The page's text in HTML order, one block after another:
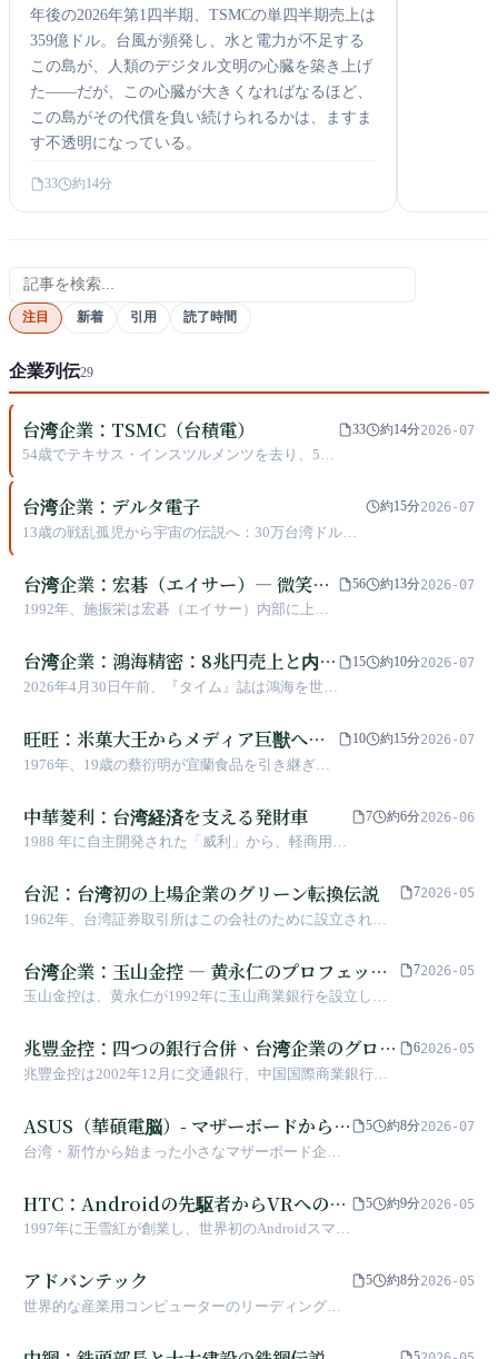
年後の2026年第1四半期、TSMCの単四半期売上は
359億ドル。台風が頻発し、水と電力が不足する
この島が、人類のデジタル文明の心臓を築き上げ
た——だが、この心臓が大きくなればなるほど、
この島がその代償を負い続けられるかは、ますま
す不透明になっている。
33 約14分
このカテゴリを検索
注目 新着 引用 読了時間
企業列伝29
台湾企業：TSMC（台積電）
54歳でテキサス・インスツルメンツを去り、56
う・ちゅうぼう／モリス・チャン）は、それま
でに3度の逃亡と6つの都市での暮らしを経験し
た。38年後の2026年第1四半期、TSMCの単四半
不足するこの島が、人類のデジタル文明の心臓
を築き上げた——だが、この心臓が大きくなれ
33 約14分2026-07
台湾企業：デルタ電子
13歳の戦乱孤児から宇宙の伝説へ：30万台湾ドルで
約15分2026-07
台湾企業：宏碁（エイサー）― 微笑曲
線を描いた人物が、両端に立つのは最
1992年、施振栄は宏碁（エイサー）内部に上向
た。付加価値が最も低い組立の中段に留まる
な、研究開発とブランドの両端へ進めと。この
言葉は台湾に30年間の影響を与えた。しかし、
進む道で3度の大転倒を喫する――2000年には強
制的な大分社、2011年には世界第2位を達成した
れた。そして、当年切り離され最も期待されて
いなかった代工業体の小規模企業・緯創（ウィ
点に到達した。
56 約13分2026-07
台湾企業：鴻海精密：8兆円売上と内部
反腐敗戦争の同一の貸借対照表
2026年4月30日午前、『タイム』誌は鴻海を世界
方、検察捜査官が鴻海土城工場に捜索令状を持
って踏み入れた。1974年に母親が標会（無尽
講）で集めた10万元から、2025年にクラウドネ
を上回る8兆円の売上に至るまで、鴻海にとって
最も管理が難しいのは地政学でもAIサーバーラ
15 約10分2026-07
旺旺：米菓大王からメディア巨獣への
権力転換
1976年、19歳の蔡衍明が宜蘭食品を引き継ぎ、
米菓技術で再起し首富に。2008年に中時集団を
買収後、この菓子王国は台湾で最も議論を呼ぶ
メディア巨頭へと変貌し、前代未聞の反メディ
10 約15分2026-07
中華菱利：台湾経済を支える発財車
1988 年に自主開発された「威利」から、軽商用車
華汽車はいかに日本の Minicab を現地化し、台湾
の街角で最も親しまれる経済の支柱へと発展させ
たのでしょうか。
7 約6分2026-06
台泥：台湾初の上場企業のグリーン転換伝説
1962年、台湾証券取引所はこの会社のために設立され、
す。辜家三代による76年間の経営のもと、台泥は一つ又
一つのセメントキルンで台湾の建設の奇跡を目撃し、今や
カーボンニュートラル時代に挑むグリーン企業へと転換を
72026-05
台湾企業：玉山金控 ― 黄永仁のプロフェッシ
ョナル経営者銀行
玉山金控は、黄永仁が1992年に玉山商業銀行を設立した
立の潮流の中で、プロの金融人材が率い、財閥・家族に依
存しない代表的存在です。黄男州は2008年に43歳で台湾
の金控史上最年少の総経理となり、2023年に創業者であ
ッショナル経営者制度からデジタル金融革新まで、玉山は
30年以上にわたって独自の道を歩み、2024年には資産規
模が2.8兆元に達し、台湾第3位の民間金控となりました。
72026-05
兆豐金控：四つの銀行合併、台湾企業のグロー
バル金融パートナー、2016年ニューヨーク罰
兆豐金控は2002年12月に交通銀行、中国国際商業銀行、
立されました。2006年に子会社の交銀と中国商銀が再編
され、兆豐国際商業銀行が誕生しました。交通銀行の百年
の歴史と中国商銀の外貨業務の専門性を背景に、兆豐は台
展開における中核的な金融パートナーです。2016年にニ
ューヨーク支店がマネー・ロンダリング防止規制の不備に
事件です。
62026-05
ASUS（華碩電脳）- マザーボードから出
発したテクノロジー大手
台湾・新竹から始まった小さなマザーボード企業
ましに満ちた伝奇
5 約8分2026-07
HTC：Androidの先駆者からVRへの転
換の道
1997年に王雪紅が創業し、世界初のAndroidスマー
台湾ドルを突破し、ノキアを上回りました。スマ
ートフォン市場で苦戦した後、2015年にVR分野へ
転じ、VIVEによって仮想現実産業を再定義しまし
5 約9分2026-05
アドバンテック
世界的な産業用コンピューターのリーディングカ
先駆者
5 約8分2026-05